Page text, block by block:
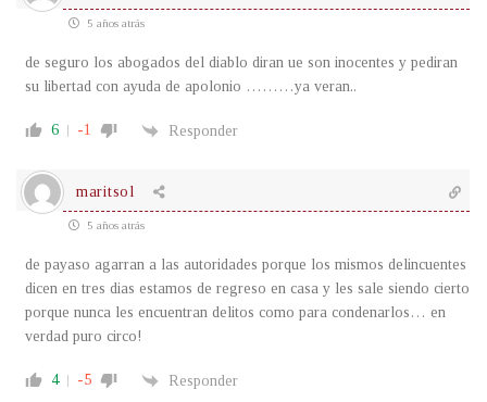
5 años atrás
de seguro los abogados del diablo diran ue son inocentes y pediran
su libertad con ayuda de apolonio ………ya veran..
6 -1 Responder
maritsol
5 años atrás
de payaso agarran a las autoridades porque los mismos delincuentes
dicen en tres dias estamos de regreso en casa y les sale siendo cierto
porque nunca les encuentran delitos como para condenarlos… en
verdad puro circo!
4 -5 Responder